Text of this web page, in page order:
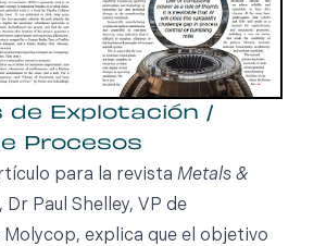
de Explotación /
Procesos
para la revista Metals &
, Dr Paul Shelley, VP de
Molycop, explica que el objetivo